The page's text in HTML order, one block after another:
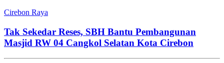
Cirebon Raya
Tak Sekedar Reses, SBH Bantu Pembangunan
Masjid RW 04 Cangkol Selatan Kota Cirebon